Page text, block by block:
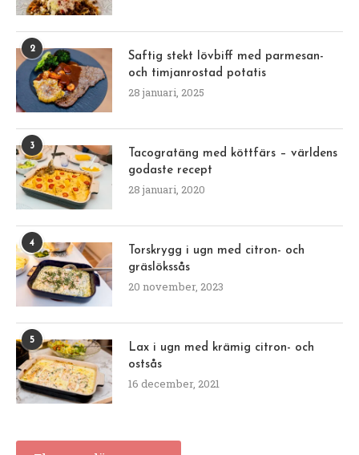
2
Saftig stekt lövbiff med parmesan-
och timjanrostad potatis
28 januari, 2025
3
Tacogratäng med köttfärs – världens
godaste recept
28 januari, 2020
4
Torskrygg i ugn med citron- och
gräslökssås
20 november, 2023
5
Lax i ugn med krämig citron- och
ostsås
16 december, 2021